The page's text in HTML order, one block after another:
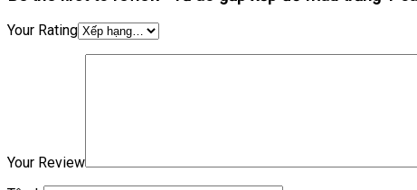
Your Rating
Your Review